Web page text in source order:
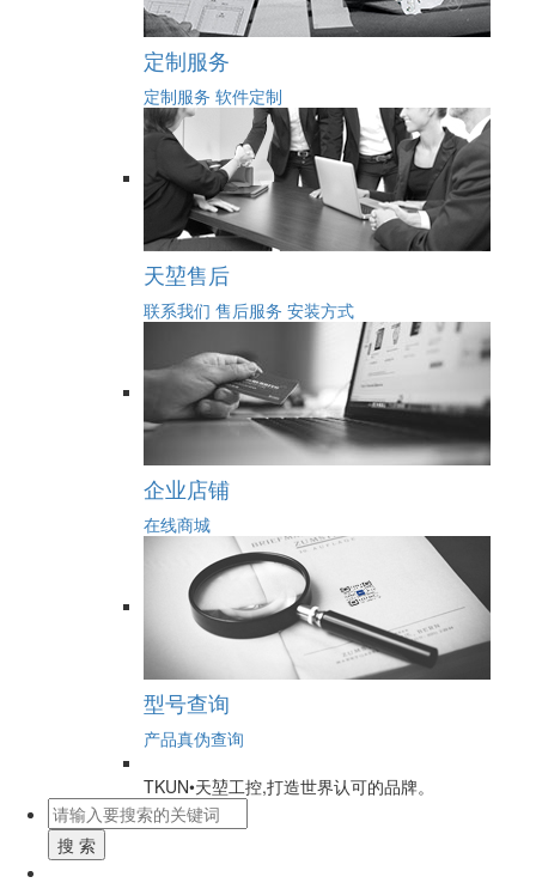
定制服务
定制服务 软件定制
天堃售后
联系我们 售后服务 安装方式
企业店铺
在线商城
型号查询
产品真伪查询
TKUN•天堃工控,打造世界认可的品牌。
搜 索